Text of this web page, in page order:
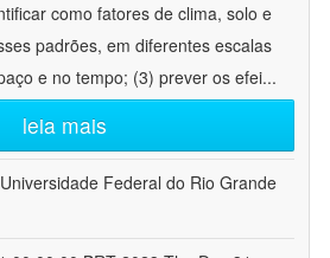
como fatores de clima, solo e
padrões, em diferentes escalas
e no tempo; (3) prever os efei...
leia mais
Universidade Federal do Rio Grande